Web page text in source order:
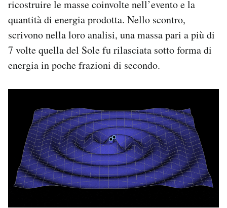
ricostruire le masse coinvolte nell’evento e la
quantità di energia prodotta. Nello scontro,
scrivono nella loro analisi, una massa pari a più di
7 volte quella del Sole fu rilasciata sotto forma di
energia in poche frazioni di secondo.